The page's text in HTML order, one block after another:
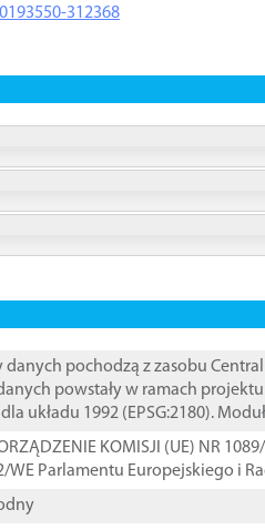
312368
danych pochodzą z zasobu
powstały w ramach
układu 1992 (EPSG:2180).
KOMISJI (UE) NR
WE Parlamentu Europejskiego i